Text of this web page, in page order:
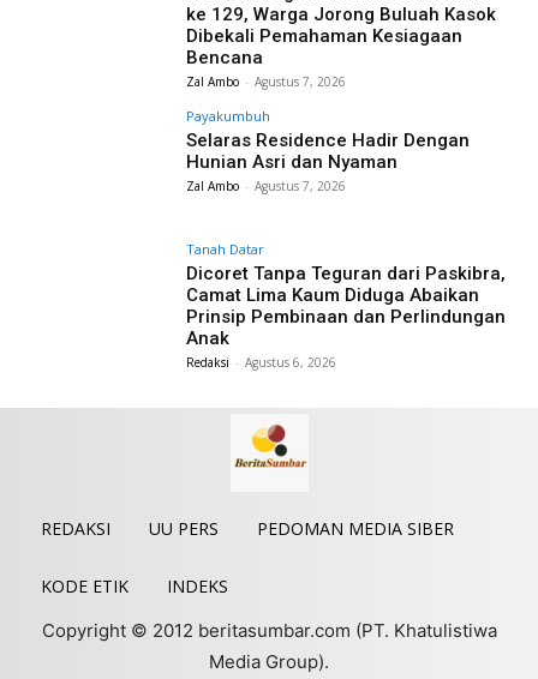
ke 129, Warga Jorong Buluah Kasok
Dibekali Pemahaman Kesiagaan
Bencana
Zal Ambo - Agustus 7, 2026
Payakumbuh
Selaras Residence Hadir Dengan
Hunian Asri dan Nyaman
Zal Ambo - Agustus 7, 2026
Tanah Datar
Dicoret Tanpa Teguran dari Paskibra,
Camat Lima Kaum Diduga Abaikan
Prinsip Pembinaan dan Perlindungan
Anak
Redaksi - Agustus 6, 2026
REDAKSI UU PERS PEDOMAN MEDIA SIBER
KODE ETIK
INDEKS
Copyright © 2012 beritasumbar.com (PT. Khatulistiwa
Media Group).